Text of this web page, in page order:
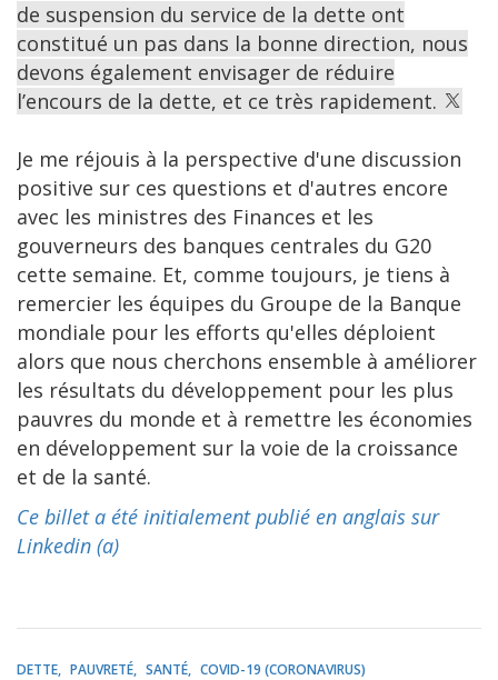
de suspension du service de la dette ont
constitué un pas dans la bonne direction, nous
devons également envisager de réduire
l’encours de la dette, et ce très rapidement.
Je me réjouis à la perspective d'une discussion
positive sur ces questions et d'autres encore
avec les ministres des Finances et les
gouverneurs des banques centrales du G20
cette semaine. Et, comme toujours, je tiens à
remercier les équipes du Groupe de la Banque
mondiale pour les efforts qu'elles déploient
alors que nous cherchons ensemble à améliorer
les résultats du développement pour les plus
pauvres du monde et à remettre les économies
en développement sur la voie de la croissance
et de la santé.
Ce billet a été initialement publié en anglais sur
Linkedin (a)
DETTE PAUVRETÉ SANTÉ COVID-19 (CORONAVIRUS)